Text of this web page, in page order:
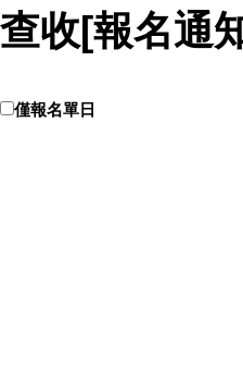
查收[報名通
僅報名單日